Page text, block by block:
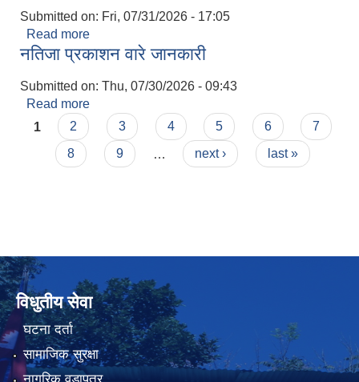
Submitted on: Fri, 07/31/2026 - 17:05
Read more
सम्बन्धमा ।
नतिजा प्रकाशन वारे जानकारी
Submitted on: Thu, 07/30/2026 - 09:43
Read more
Pages
1 2 3 4 5 6
7
8
9 next › last »
विधुतीय सेवा
घटना दर्ता
सामाजिक सुरक्षा